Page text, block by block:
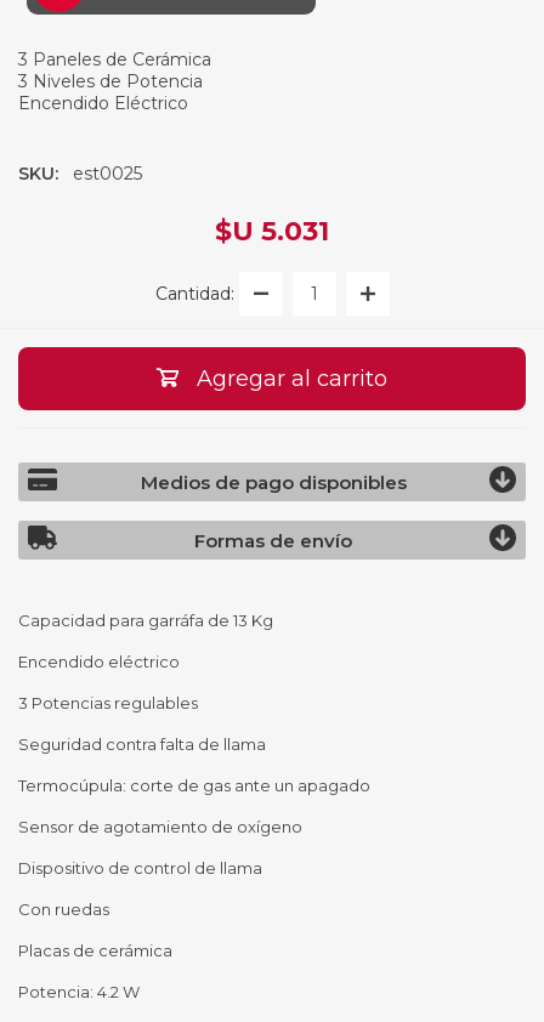
3 Paneles de Cerámica
3 Niveles de Potencia
Encendido Eléctrico
SKU: est0025
$U 5.031
Cantidad:
Agregar al carrito
Medios de pago disponibles
Formas de envío
Capacidad para garráfa de 13 Kg
Encendido eléctrico
3 Potencias regulables
Seguridad contra falta de llama
Termocúpula: corte de gas ante un apagado
Sensor de agotamiento de oxígeno
Dispositivo de control de llama
Con ruedas
Placas de cerámica
Potencia: 4.2 W